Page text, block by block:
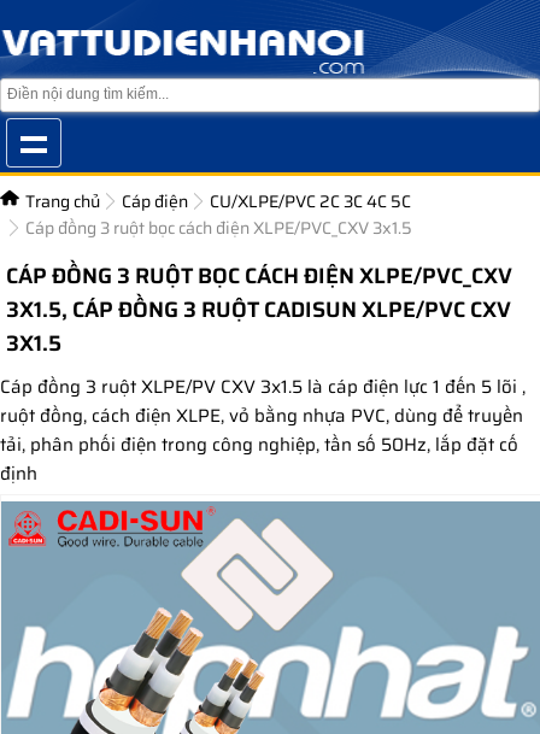
Trang chủ Cáp điện
CU/XLPE/PVC 2C 3C 4C 5C
Cáp đồng 3 ruột bọc cách điện XLPE/PVC_CXV 3x1.5
CÁP ĐỒNG 3 RUỘT BỌC CÁCH ĐIỆN XLPE/PVC_CXV
3X1.5, CÁP ĐỒNG 3 RUỘT CADISUN XLPE/PVC CXV
3X1.5
Cáp đồng 3 ruột XLPE/PV CXV 3x1.5 là cáp điện lực 1 đến 5 lõi ,
ruột đồng, cách điện XLPE, vỏ bằng nhựa PVC, dùng để truyền
tải, phân phối điện trong công nghiệp, tần số 50Hz, lắp đặt cố
định